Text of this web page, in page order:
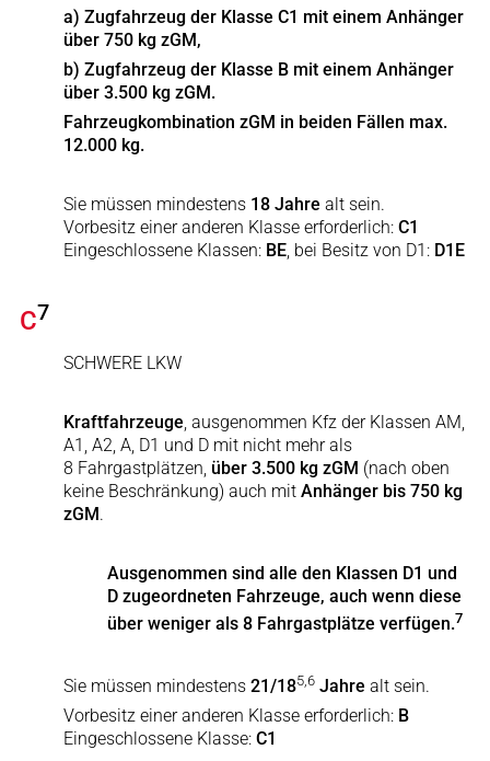
a) Zugfahrzeug der Klasse C1 mit einem Anhänger
über 750 kg zGM,
b) Zugfahrzeug der Klasse B mit einem Anhänger
über 3.500 kg zGM.
Fahrzeugkombination zGM in beiden Fällen max.
12.000 kg.
Sie müssen mindestens 18 Jahre alt sein.
Vorbesitz einer anderen Klasse erforderlich: C1
Eingeschlossene Klassen: BE, bei Besitz von D1: D1E
C7
SCHWERE LKW
Kraftfahrzeuge, ausgenommen Kfz der Klassen AM,
A1, A2, A, D1 und D mit nicht mehr als
8 Fahrgastplätzen, über 3.500 kg zGM (nach oben
keine Beschränkung) auch mit Anhänger bis 750 kg
zGM .
Ausgenommen sind alle den Klassen D1 und
D zugeordneten Fahrzeuge, auch wenn diese
über weniger als 8 Fahrgastplätze verfügen.7
Sie müssen mindestens 21/185,6Jahre alt sein.
Vorbesitz einer anderen Klasse erforderlich: B
Eingeschlossene Klasse: C1